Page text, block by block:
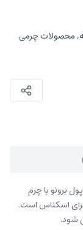
,محصولات چرمی
برونو با چرم
اسکناس است.
شود.